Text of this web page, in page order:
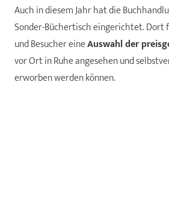
Auch in diesem Jahr hat die
Sonder-Büchertisch eingerichtet. Dort
und Besucher eineAuswahl der
vor Ort in Ruhe angesehen und
erworben werden können.